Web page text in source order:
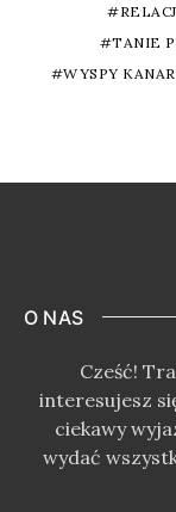
TANIE
WYSPY
O NAS
Cześć!
interesujesz
ciekawy
wydać